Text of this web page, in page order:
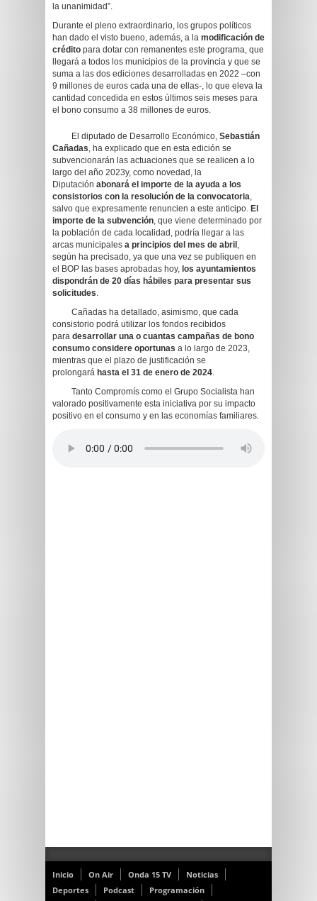
la unanimidad”.
Durante el pleno extraordinario, los grupos políticos
han dado el visto bueno, además, a la modificación de
crédito para dotar con remanentes este programa, que
llegará a todos los municipios de la provincia y que se
suma a las dos ediciones desarrolladas en 2022 –con
9 millones de euros cada una de ellas-, lo que eleva la
cantidad concedida en estos últimos seis meses para
el bono consumo a 38 millones de euros.
El diputado de Desarrollo Económico, Sebastián
Cañadas, ha explicado que en esta edición se
subvencionarán las actuaciones que se realicen a lo
largo del año 2023y, como novedad, la
Diputación abonará el importe de la ayuda a los
consistorios con la resolución de la convocatoria,
salvo que expresamente renuncien a este anticipo. El
importe de la subvención, que viene determinado por
la población de cada localidad, podría llegar a las
arcas municipales a principios del mes de abril ,
según ha precisado, ya que una vez se publiquen en
el BOP las bases aprobadas hoy, los ayuntamientos
dispondrán de 20 días hábiles para presentar sus
solicitudes.
Cañadas ha detallado, asimismo, que cada
consistorio podrá utilizar los fondos recibidos
para desarrollar una o cuantas campañas de bono
consumo considere oportunas a lo largo de 2023,
mientras que el plazo de justificación se
prolongará hasta el 31 de enero de 2024.
Tanto Compromís como el Grupo Socialista han
valorado positivamente esta iniciativa por su impacto
positivo en el consumo y en las economías familiares.
Inicio On Air Onda 15 TV
Noticias
Deportes
Podcast
Programación